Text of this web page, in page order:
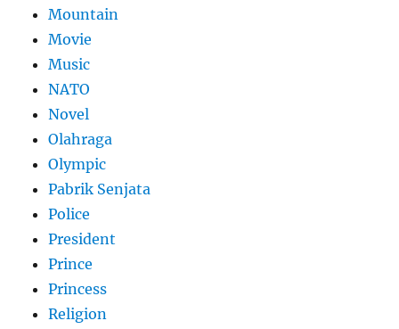
Mountain
Movie
Music
NATO
Novel
Olahraga
Olympic
Pabrik Senjata
Police
President
Prince
Princess
Religion